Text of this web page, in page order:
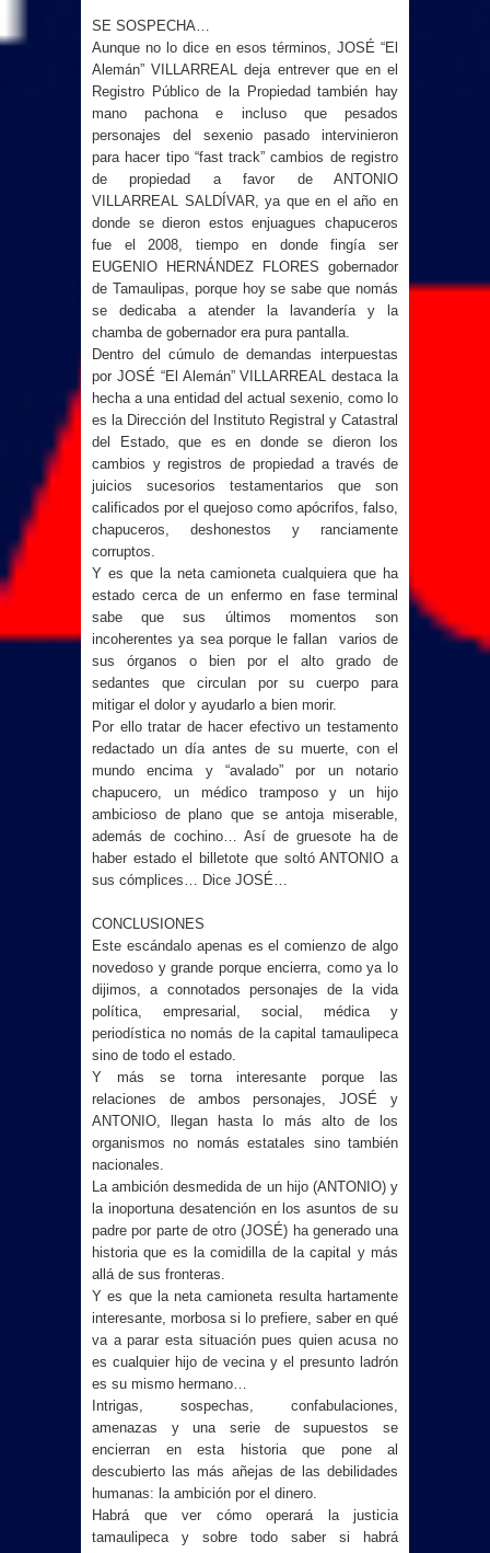
SE SOSPECHA…
Aunque no lo dice en esos términos, JOSÉ “El
Alemán” VILLARREAL deja entrever que en el
Registro Público de la Propiedad también hay
mano pachona e incluso que pesados
personajes del sexenio pasado intervinieron
para hacer tipo “fast track” cambios de registro
de propiedad a favor de ANTONIO
VILLARREAL SALDÍVAR, ya que en el año en
donde se dieron estos enjuagues chapuceros
fue el 2008, tiempo en donde fingía ser
EUGENIO HERNÁNDEZ FLORES gobernador
de Tamaulipas, porque hoy se sabe que nomás
se dedicaba a atender la lavandería y la
chamba de gobernador era pura pantalla.
Dentro del cúmulo de demandas interpuestas
por JOSÉ “El Alemán” VILLARREAL destaca la
hecha a una entidad del actual sexenio, como lo
es la Dirección del Instituto Registral y Catastral
del Estado, que es en donde se dieron los
cambios y registros de propiedad a través de
juicios sucesorios testamentarios que son
calificados por el quejoso como apócrifos, falso,
chapuceros, deshonestos y ranciamente
corruptos.
Y es que la neta camioneta cualquiera que ha
estado cerca de un enfermo en fase terminal
sabe que sus últimos momentos son
incoherentes ya sea porque le fallan varios de
sus órganos o bien por el alto grado de
sedantes que circulan por su cuerpo para
mitigar el dolor y ayudarlo a bien morir.
Por ello tratar de hacer efectivo un testamento
redactado un día antes de su muerte, con el
mundo encima y “avalado” por un notario
chapucero, un médico tramposo y un hijo
ambicioso de plano que se antoja miserable,
además de cochino… Así de gruesote ha de
haber estado el billetote que soltó ANTONIO a
sus cómplices… Dice JOSÉ…
CONCLUSIONES
Este escándalo apenas es el comienzo de algo
novedoso y grande porque encierra, como ya lo
dijimos, a connotados personajes de la vida
política, empresarial, social, médica y
periodística no nomás de la capital tamaulipeca
sino de todo el estado.
Y más se torna interesante porque las
relaciones de ambos personajes, JOSÉ y
ANTONIO, llegan hasta lo más alto de los
organismos no nomás estatales sino también
nacionales.
La ambición desmedida de un hijo (ANTONIO) y
la inoportuna desatención en los asuntos de su
padre por parte de otro (JOSÉ) ha generado una
historia que es la comidilla de la capital y más
allá de sus fronteras.
Y es que la neta camioneta resulta hartamente
interesante, morbosa si lo prefiere, saber en qué
va a parar esta situación pues quien acusa no
es cualquier hijo de vecina y el presunto ladrón
es su mismo hermano…
Intrigas, sospechas, confabulaciones,
amenazas y una serie de supuestos se
encierran en esta historia que pone al
descubierto las más añejas de las debilidades
humanas: la ambición por el dinero.
Habrá que ver cómo operará la justicia
tamaulipeca y sobre todo saber si habrá